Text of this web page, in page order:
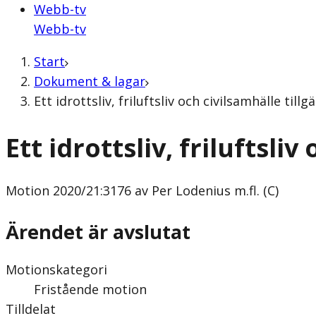
Webb-tv
Webb-tv
Start
Dokument & lagar
Ett idrottsliv, friluftsliv och civilsamhälle
Ett idrottsliv, friluftsliv
Motion 2020/21:3176 av Per Lodenius m.fl. (C)
Ärendet är avslutat
Motionskategori
Fristående motion
Tilldelat